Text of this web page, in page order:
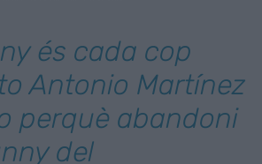
és cada cop
Antonio Martínez
perquè abandoni
del